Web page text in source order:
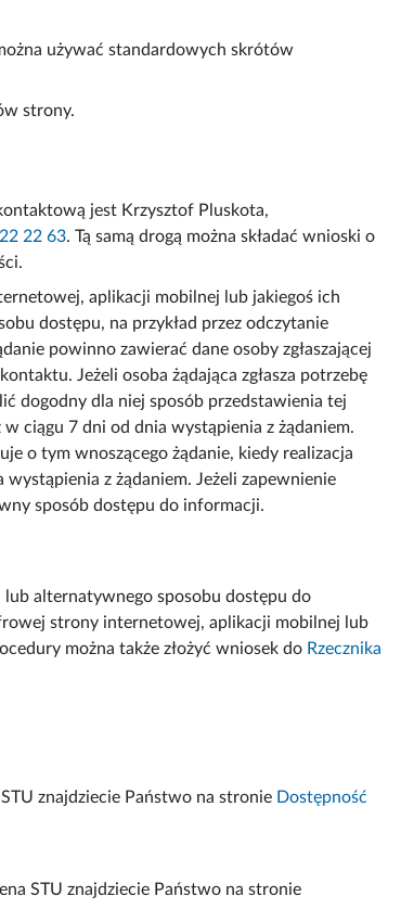
używać standardowych skrótów
strony.
jest Krzysztof Pluskota,
22 63. Tą samą drogą można składać wnioski o
aplikacji mobilnej lub jakiegoś ich
dostępu, na przykład przez odczytanie
powinno zawierać dane osoby zgłaszającej
Jeżeli osoba żądająca zgłasza potrzebę
dogodny dla niej sposób przedstawienia tej
ciągu 7 dni od dnia wystąpienia z żądaniem.
o tym wnoszącego żądanie, kiedy realizacja
z żądaniem. Jeżeli zapewnienie
sposób dostępu do informacji.
alternatywnego sposobu dostępu do
strony internetowej, aplikacji mobilnej lub
można także złożyć wniosek do Rzecznika
znajdziecie Państwo na stronie Dostępność
STU znajdziecie Państwo na stronie